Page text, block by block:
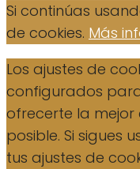
Si continúas
de cookies. Más
Los ajustes de
configurados
ofrecerte la mejor
posible. Si sigues
tus ajustes de